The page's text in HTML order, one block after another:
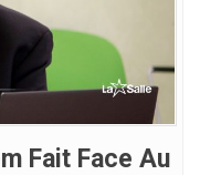
Fait Face Au